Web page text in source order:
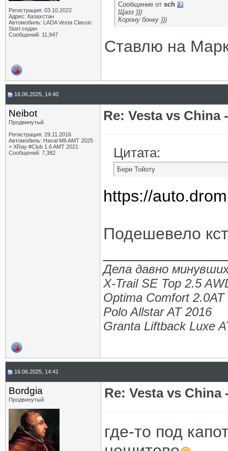
Регистрация: 03.10.2022
Адрес: Казахстан
Автомобиль: LADA Vesta Classic
Start седан
Сообщений: 11,947
Сообщение от sch
Щазз )))
Корону бочку )))
Ставлю на
16.06.2025, 14:40
Neibot
Продвинутый
Регистрация: 29.11.2016
Автомобиль: Haval M6 AMT 2025
+ XRay #Club 1.6 AMT 2021
Сообщений: 7,382
Re: Vesta vs China
Цитата:
Бери Тойоту
https://
Подешевело
Дела давно
X-Trail SE Top 2.5
Optima Comfort 2.0AT
Polo Allstar AT 2016
Granta Liftback Luxe
16.06.2025, 14:41
Bordgia
Продвинутый Re: Vesta vs China
где-то под